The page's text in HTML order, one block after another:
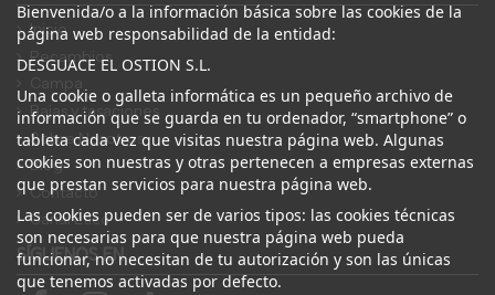
Inicio
Recambios
Bajas y tasaciones
Sobre Nosotros
Blog
Contacto
Canal Ético
Bienvenida/o a la información básica sobre las cookies de la
página web responsabilidad de la entidad:
DESGUACE EL OSTION S.L.
Una cookie o galleta informática es un pequeño archivo de
información que se guarda en tu ordenador, “smartphone” o
tableta cada vez que visitas nuestra página web. Algunas
cookies son nuestras y otras pertenecen a empresas externas
que prestan servicios para nuestra página web.
Las cookies pueden ser de varios tipos: las cookies técnicas
son necesarias para que nuestra página web pueda
funcionar, no necesitan de tu autorización y son las únicas
que tenemos activadas por defecto.
SÍGUENOS EN